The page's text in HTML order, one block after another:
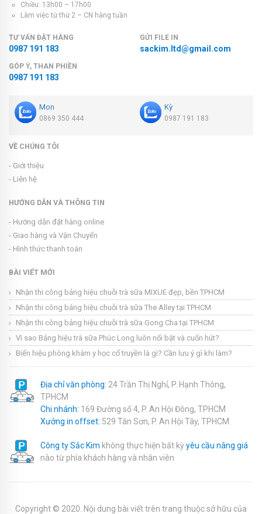
Chiều: 13h00 – 17h00
Làm việc từ thứ 2 – CN hàng tuần
TƯ VẤN ĐẶT HÀNG
0987 191 183
GỬI FILE IN
sackim.ltd@gmail.com
GÓP Ý, THAN PHIỀN
0987 191 183
Mon
0869 350 444
Kỳ
0987 191 183
VỀ CHÚNG TÔI
- Giới thiệu
- Liên hệ
HƯỚNG DẪN VÀ THÔNG TIN
- Hướng dẫn đặt hàng online
- Giao hàng và Vận Chuyển
- Hình thức thanh toán
BÀI VIẾT MỚI
Nhận thi công bảng hiệu chuỗi trà sữa MIXUE đẹp, bền TPHCM
Nhận thi công bảng hiệu chuỗi trà sữa The Alley tại TPHCM
Nhận thi công bảng hiệu chuỗi trà sữa Gong Cha tại TPHCM
Vì sao Bảng hiệu trà sữa Phúc Long luôn nổi bật và cuốn hút?
Biển hiệu phòng khám y học cổ truyền là gì? Cần lưu ý gì khi làm?
Địa chỉ văn phòng: 24 Trần Thị Nghỉ, P. Hạnh Thông,
TPHCM
Chi nhánh: 169 Đường số 4, P. An Hội Đông, TPHCM
Xưởng in offset: 529 Tân Sơn, P. An Hội Tây, TPHCM
Công ty Sắc Kim không thực hiện bất kỳyêu cầu nâng giá
nào từ phía khách hàng và nhân viên
Copyright © 2020. Nội dung bài viết trên trang thuộc sở hữu của